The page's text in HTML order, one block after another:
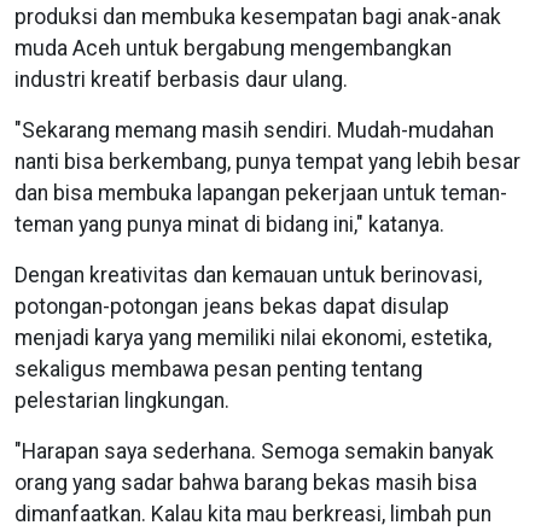
produksi dan membuka kesempatan bagi anak-anak
muda Aceh untuk bergabung mengembangkan
industri kreatif berbasis daur ulang.
"Sekarang memang masih sendiri. Mudah-mudahan
nanti bisa berkembang, punya tempat yang lebih besar
dan bisa membuka lapangan pekerjaan untuk teman-
teman yang punya minat di bidang ini," katanya.
Dengan kreativitas dan kemauan untuk berinovasi,
potongan-potongan jeans bekas dapat disulap
menjadi karya yang memiliki nilai ekonomi, estetika,
sekaligus membawa pesan penting tentang
pelestarian lingkungan.
"Harapan saya sederhana. Semoga semakin banyak
orang yang sadar bahwa barang bekas masih bisa
dimanfaatkan. Kalau kita mau berkreasi, limbah pun